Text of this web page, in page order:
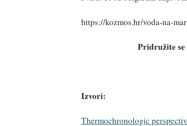
https://kozmos.hr/voda-na-
Pridružite
Izvori:
Thermochronologic